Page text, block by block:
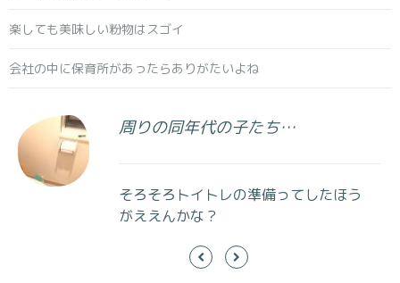
楽しても美味しい粉物はスゴイ
会社の中に保育所があったらありがたいよね
周りの同年代の子たち…
そろそろトイトレの準備ってしたほう
がええんかな？